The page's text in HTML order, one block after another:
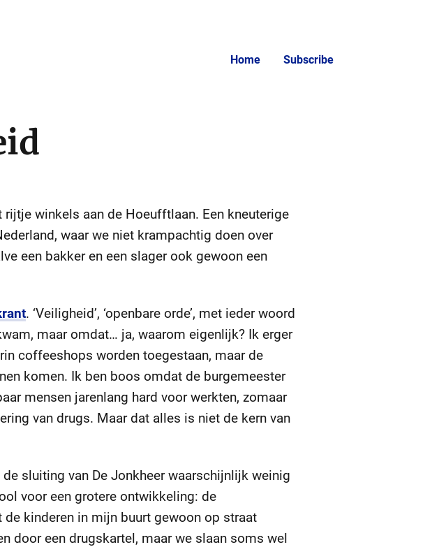
Home Subscribe
winkels aan de Hoeufftlaan. Een kneuterige
waar we niet krampachtig doen over
een bakker en een slager ook gewoon een
. ‘Veiligheid’, ‘openbare orde’, met ieder woord
maar omdat… ja, waarom eigenlijk? Ik erger
coffeeshops worden toegestaan, maar de
komen. Ik ben boos omdat de burgemeester
mensen jarenlang hard voor werkten, zomaar
van drugs. Maar dat alles is niet de kern van
sluiting van De Jonkheer waarschijnlijk weinig
voor een grotere ontwikkeling: de
kinderen in mijn buurt gewoon op straat
door een drugskartel, maar we slaan soms wel